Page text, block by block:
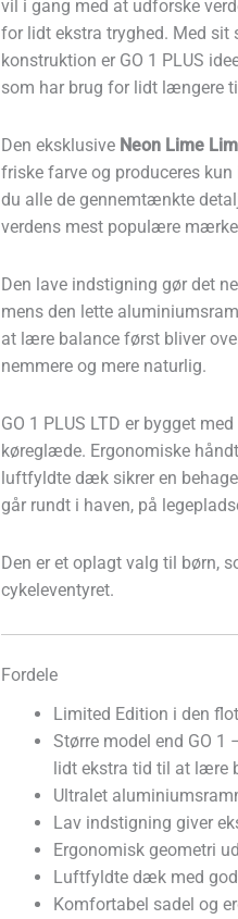
vil i gang med at udforske
for lidt ekstra tryghed. Med sit
konstruktion er GO 1 PLUS
som har brug for lidt længere
Den eksklusive Neon Lime
friske farve og produceres
du alle de gennemtænkte
verdens mest populære
Den lave indstigning gør det
mens den lette
at lære balance først bliver
nemmere og mere naturlig.
GO 1 PLUS LTD er bygget
køreglæde. Ergonomiske
luftfyldte dæk sikrer en
går rundt i haven, på
Den er et oplagt valg til børn,
cykeleventyret.
Fordele
Limited Edition i den
Større model end GO 1
lidt ekstra tid til at lære
Ultralet
Lav indstigning giver
Ergonomisk geometri
Luftfyldte dæk med
Komfortabel sadel og